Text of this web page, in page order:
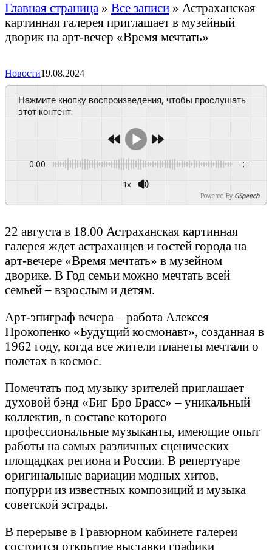
Главная страница » Все записи » Астраханская
картинная галерея приглашает в музейный
дворик на арт-вечер «Время мечтать»
Новости19.08.2024
Нажмите кнопку воспроизведения, чтобы прослушать
этот контент.
0:00 -:--
1x
Powered By GSpeech
22 августа в 18.00 Астраханская картинная
галерея ждет астраханцев и гостей города на
арт-вечере «Время мечтать» в музейном
дворике. В Год семьи можно мечтать всей
семьей – взрослым и детям.
Арт-эпиграф вечера – работа Алексея
Прокопенко «Будущий космонавт», созданная в
1962 году, когда все жители планеты мечтали о
полетах в космос.
Помечтать под музыку зрителей приглашает
духовой бэнд «Биг Бро Брасс» – уникальный
коллектив, в составе которого
профессиональные музыканты, имеющие опыт
работы на самых различных сценических
площадках региона и России. В репертуаре
оригинальные вариации модных хитов,
попурри из известных композиций и музыка
советской эстрады.
В перерыве в Гравюрном кабинете галереи
состоится открытие выставки графики